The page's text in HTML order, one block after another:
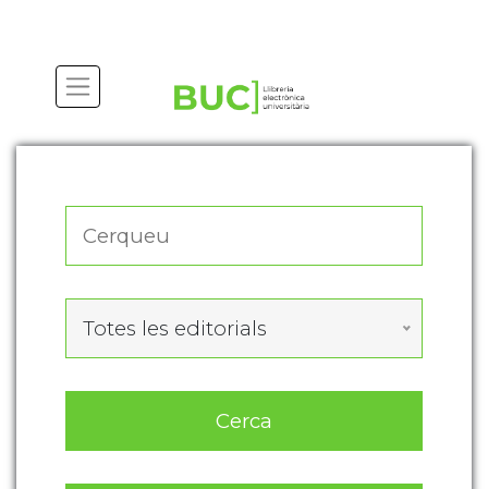
Totes les editorials
Cerca